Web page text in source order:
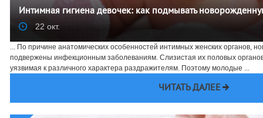
Интимная гигиена девочек: как подмывать
22 окт.
... По причине анатомических особенностей интимных женских органов,
подвержены инфекционным заболеваниям. Слизистая их половых
уязвимая к различного характера раздражителям. Поэтому молодые ...
ЧИТАТЬ ДАЛЕЕ